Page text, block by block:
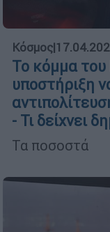
Κόσμος|
Το κόμμα του
υποστήριξη
- Τι δείχνει
Τα ποσοστά